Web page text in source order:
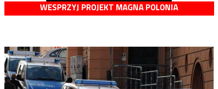
WESPRZYJ PROJEKT MAGNA POLONIA